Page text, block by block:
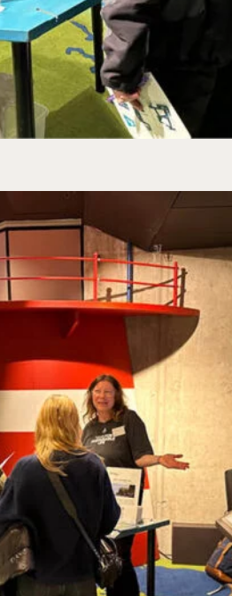
för exakta öppettider. Entré